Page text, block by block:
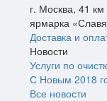
г. Москва, 41
ярмарка
Доставка и
Новости
Услуги по
С Новым 2018
Все новости